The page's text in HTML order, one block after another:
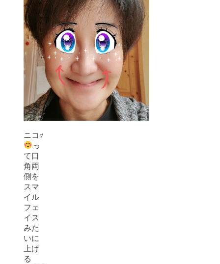
ニコｯ
っ
て口
角両
側を
スマ
イル
フェ
イス
みた
いに
上げ
る